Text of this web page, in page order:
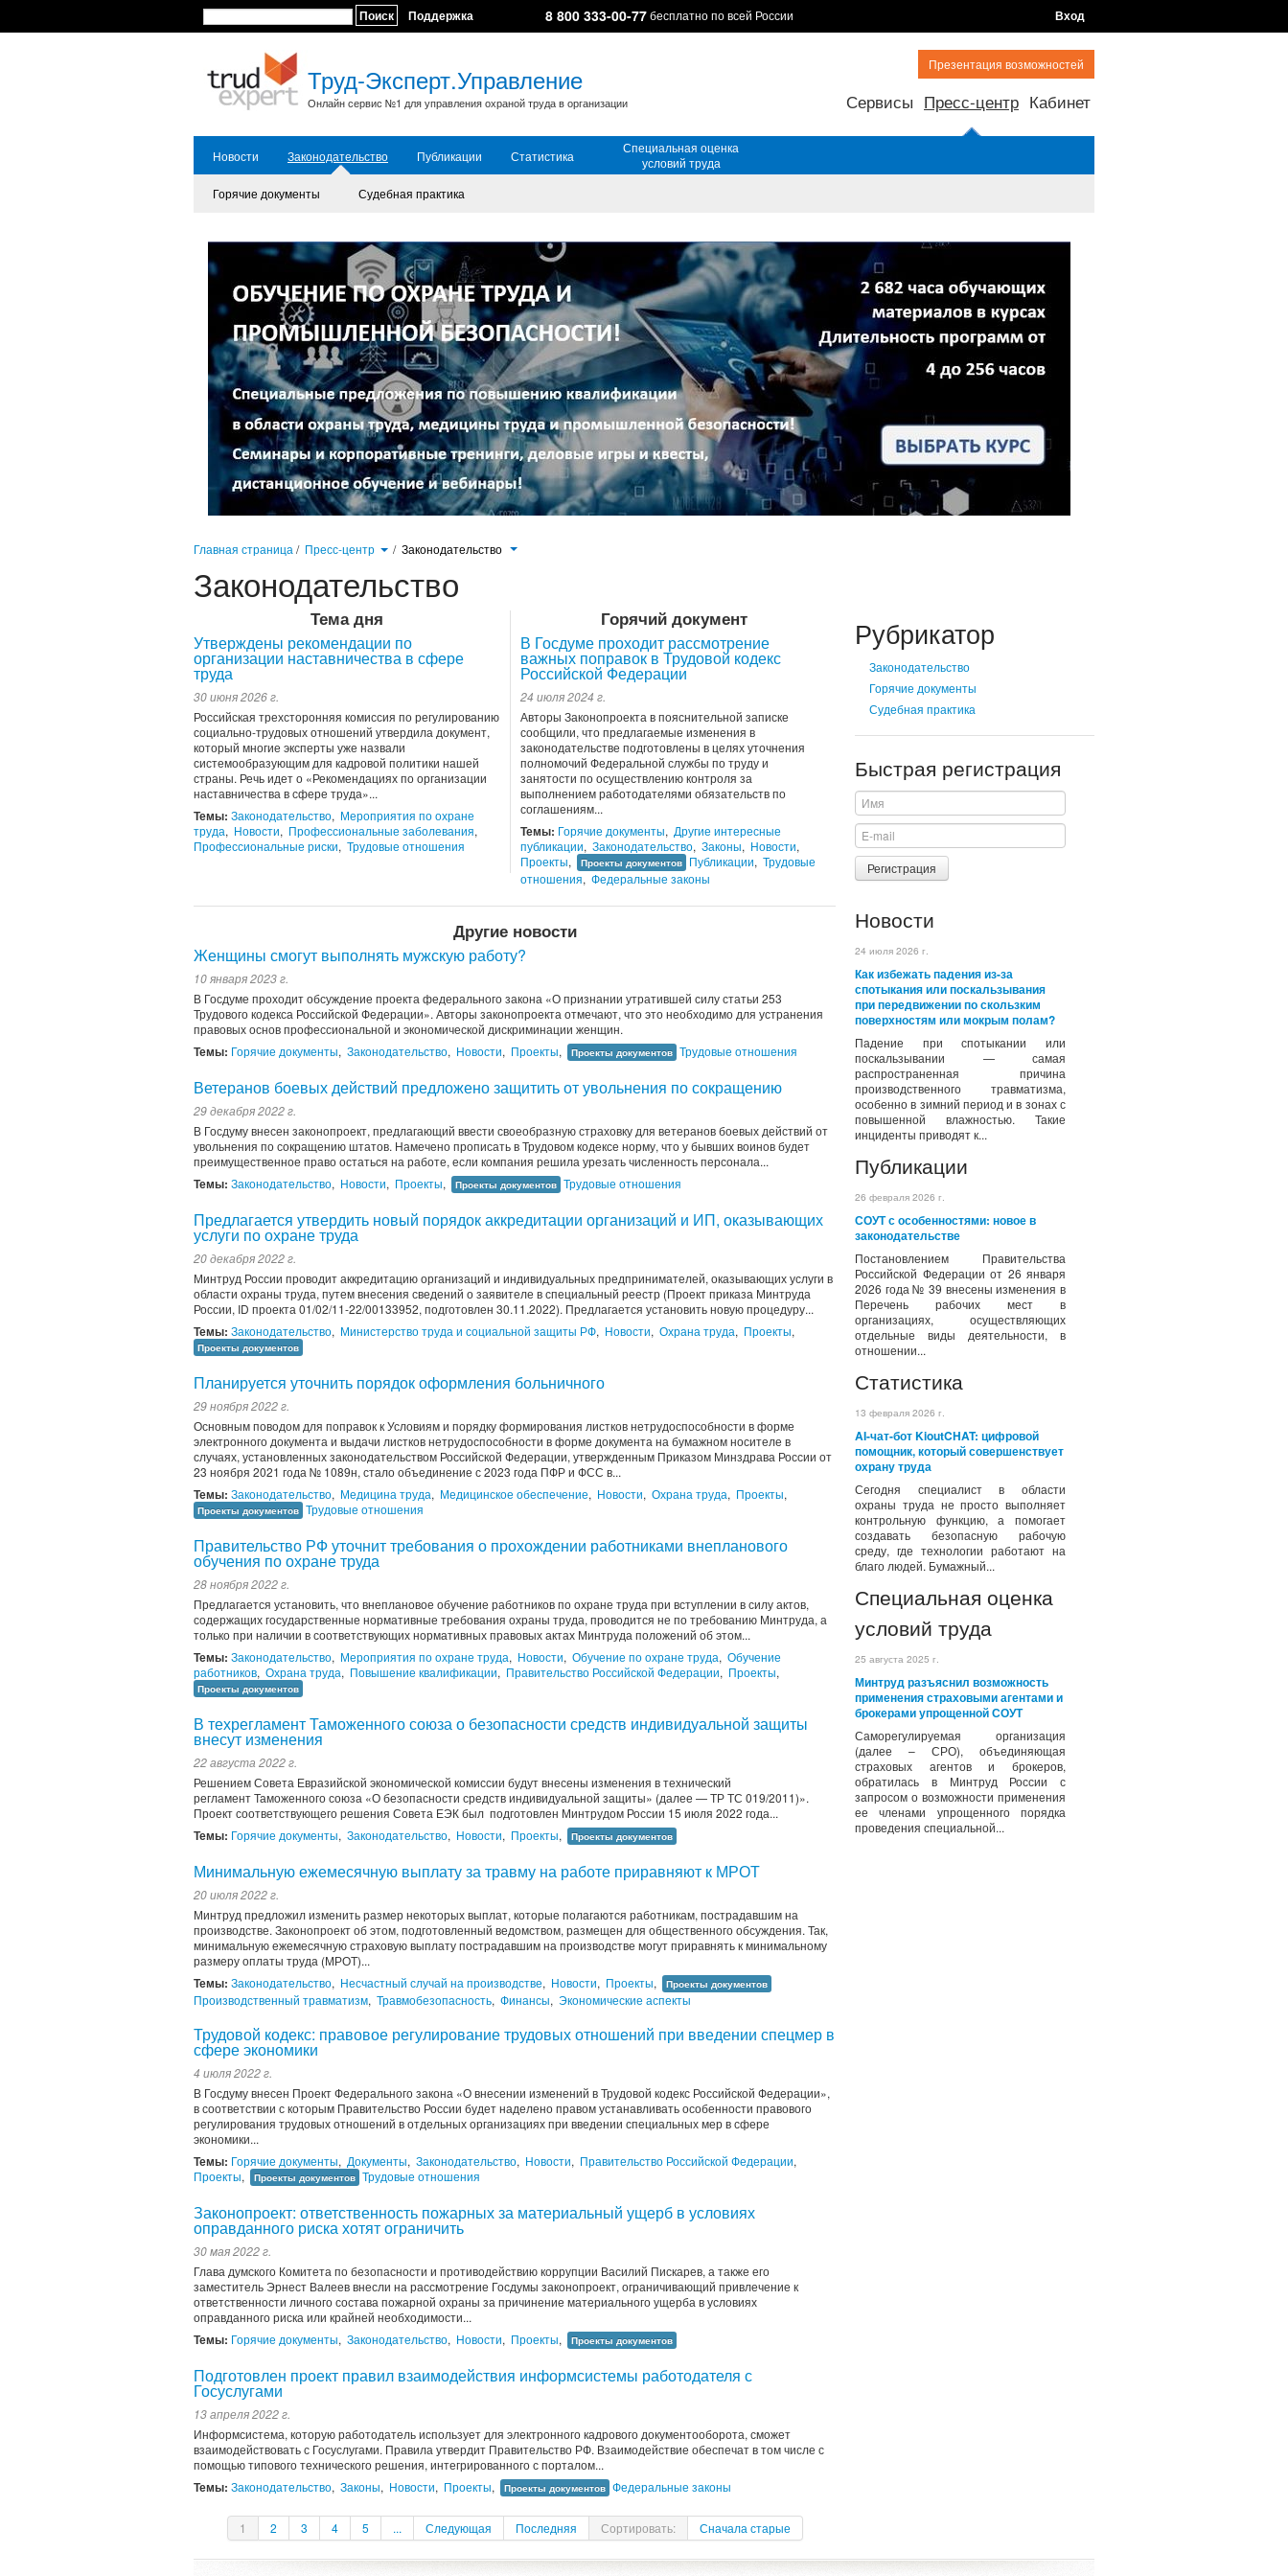
Поиск Поддержка 8 800 333-00-77бесплатно по всей России Вход
Труд-Эксперт.Управление
Онлайн сервис №1 для управления охраной труда в организации
Презентация возможностей
Сервисы Пресс-центр Кабинет
Новости Законодательство Публикации Статистика
Специальная оценка
условий труда
Горячие документы
Судебная практика
Главная страница / Пресс-центр / Законодательство
Законодательство
Рубрикатор
Законодательство
Горячие документы
Судебная практика
Быстрая регистрация
Регистрация
Новости
24 июля 2026 г.
Как избежать падения из-за
спотыкания или поскальзывания
при передвижении по скользким
поверхностям или мокрым полам?
Падение при спотыкании или
поскальзывании — самая
распространенная причина
производственного травматизма,
особенно в зимний период и в зонах с
повышенной влажностью. Такие
инциденты приводят к...
Публикации
26 февраля 2026 г.
СОУТ с особенностями: новое в
законодательстве
Постановлением Правительства
Российской Федерации от 26 января
2026 года № 39 внесены изменения в
Перечень рабочих мест в
организациях, осуществляющих
отдельные виды деятельности, в
отношении...
Статистика
13 февраля 2026 г.
AI-чат-бот KioutCHAT: цифровой
помощник, который совершенствует
охрану труда
Сегодня специалист в области
охраны труда не просто выполняет
контрольную функцию, а помогает
создавать безопасную рабочую
среду, где технологии работают на
благо людей. Бумажный...
Специальная оценка
условий труда
25 августа 2025 г.
Минтруд разъяснил возможность
применения страховыми агентами и
брокерами упрощенной СОУТ
Саморегулируемая организация
(далее – СРО), объединяющая
страховых агентов и брокеров,
обратилась в Минтруд России с
запросом о возможности применения
ее членами упрощенного порядка
проведения специальной...
Тема дня
Утверждены рекомендации по
организации наставничества в сфере
труда
30 июня 2026 г.
Российская трехсторонняя комиссия по регулированию
социально-трудовых отношений утвердила документ,
который многие эксперты уже назвали
системообразующим для кадровой политики нашей
страны. Речь идет о «Рекомендациях по организации
наставничества в сфере труда»...
Темы: Законодательство, Мероприятия по охране
труда, Новости, Профессиональные заболевания,
Профессиональные риски, Трудовые отношения
Горячий документ
В Госдуме проходит рассмотрение
важных поправок в Трудовой кодекс
Российской Федерации
24 июля 2024 г.
Авторы Законопроекта в пояснительной записке
сообщили, что предлагаемые изменения в
законодательстве подготовлены в целях уточнения
полномочий Федеральной службы по труду и
занятости по осуществлению контроля за
выполнением работодателями обязательств по
соглашениям...
Темы: Горячие документы, Другие интересные
публикации, Законодательство, Законы, Новости,
Проекты, Проекты документов Публикации, Трудовые
отношения, Федеральные законы
Другие новости
Женщины смогут выполнять мужскую работу?
10 января 2023 г.
В Госдуме проходит обсуждение проекта федерального закона «О признании утратившей силу статьи 253
Трудового кодекса Российской Федерации». Авторы законопроекта отмечают, что это необходимо для устранения
правовых основ профессиональной и экономической дискриминации женщин.
Темы: Горячие документы, Законодательство, Новости, Проекты, Проекты документов Трудовые отношения
Ветеранов боевых действий предложено защитить от увольнения по сокращению
29 декабря 2022 г.
В Госдуму внесен законопроект, предлагающий ввести своеобразную страховку для ветеранов боевых действий от
увольнения по сокращению штатов. Намечено прописать в Трудовом кодексе норму, что у бывших воинов будет
преимущественное право остаться на работе, если компания решила урезать численность персонала...
Темы: Законодательство, Новости, Проекты, Проекты документов Трудовые отношения
Предлагается утвердить новый порядок аккредитации организаций и ИП, оказывающих
услуги по охране труда
20 декабря 2022 г.
Минтруд России проводит аккредитацию организаций и индивидуальных предпринимателей, оказывающих услуги в
области охраны труда, путем внесения сведений о заявителе в специальный реестр (Проект приказа Минтруда
России, ID проекта 01/02/11-22/00133952, подготовлен 30.11.2022). Предлагается установить новую процедуру...
Темы: Законодательство, Министерство труда и социальной защиты РФ, Новости, Охрана труда, Проекты,
Проекты документов
Планируется уточнить порядок оформления больничного
29 ноября 2022 г.
Основным поводом для поправок к Условиям и порядку формирования листков нетрудоспособности в форме
электронного документа и выдачи листков нетрудоспособности в форме документа на бумажном носителе в
случаях, установленных законодательством Российской Федерации, утвержденным Приказом Минздрава России от
23 ноября 2021 года № 1089н, стало объединение с 2023 года ПФР и ФСС в...
Темы: Законодательство, Медицина труда, Медицинское обеспечение, Новости, Охрана труда, Проекты,
Проекты документов Трудовые отношения
Правительство РФ уточнит требования о прохождении работниками внепланового
обучения по охране труда
28 ноября 2022 г.
Предлагается установить, что внеплановое обучение работников по охране труда при вступлении в силу актов,
содержащих государственные нормативные требования охраны труда, проводится не по требованию Минтруда, а
только при наличии в соответствующих нормативных правовых актах Минтруда положений об этом...
Темы: Законодательство, Мероприятия по охране труда, Новости, Обучение по охране труда, Обучение
работников, Охрана труда, Повышение квалификации, Правительство Российской Федерации, Проекты,
Проекты документов
В техрегламент Таможенного союза о безопасности средств индивидуальной защиты
внесут изменения
22 августа 2022 г.
Решением Совета Евразийской экономической комиссии будут внесены изменения в технический
регламент Таможенного союза «О безопасности средств индивидуальной защиты» (далее — ТР ТС 019/2011)».
Проект соответствующего решения Совета ЕЭК был подготовлен Минтрудом России 15 июля 2022 года...
Темы: Горячие документы, Законодательство, Новости, Проекты, Проекты документов
Минимальную ежемесячную выплату за травму на работе приравняют к МРОТ
20 июля 2022 г.
Минтруд предложил изменить размер некоторых выплат, которые полагаются работникам, пострадавшим на
производстве. Законопроект об этом, подготовленный ведомством, размещен для общественного обсуждения. Так,
минимальную ежемесячную страховую выплату пострадавшим на производстве могут приравнять к минимальному
размеру оплаты труда (МРОТ)...
Темы: Законодательство, Несчастный случай на производстве, Новости, Проекты, Проекты документов
Производственный травматизм, Травмобезопасность, Финансы, Экономические аспекты
Трудовой кодекс: правовое регулирование трудовых отношений при введении спецмер в
сфере экономики
4 июля 2022 г.
В Госдуму внесен Проект Федерального закона «О внесении изменений в Трудовой кодекс Российской Федерации»,
в соответствии с которым Правительство России будет наделено правом устанавливать особенности правового
регулирования трудовых отношений в отдельных организациях при введении специальных мер в сфере
экономики...
Темы: Горячие документы, Документы, Законодательство, Новости, Правительство Российской Федерации,
Проекты, Проекты документов Трудовые отношения
Законопроект: ответственность пожарных за материальный ущерб в условиях
оправданного риска хотят ограничить
30 мая 2022 г.
Глава думского Комитета по безопасности и противодействию коррупции Василий Пискарев, а также его
заместитель Эрнест Валеев внесли на рассмотрение Госдумы законопроект, ограничивающий привлечение к
ответственности личного состава пожарной охраны за причинение материального ущерба в условиях
оправданного риска или крайней необходимости...
Темы: Горячие документы, Законодательство, Новости, Проекты, Проекты документов
Подготовлен проект правил взаимодействия информсистемы работодателя с
Госуслугами
13 апреля 2022 г.
Информсистема, которую работодатель использует для электронного кадрового документооборота, сможет
взаимодействовать с Госуслугами. Правила утвердит Правительство РФ. Взаимодействие обеспечат в том числе с
помощью типового технического решения, интегрированного с порталом...
Темы: Законодательство, Законы, Новости, Проекты, Проекты документов Федеральные законы
1 2 3 4 5 ... Следующая Последняя Сортировать: Сначала старые